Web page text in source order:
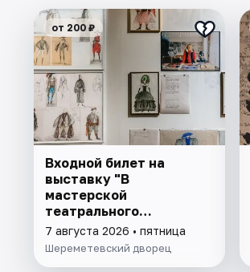
от 200 ₽
Входной билет на
выставку "В
мастерской
театрального
художника"
7 августа 2026 • пятница
Шереметевский дворец